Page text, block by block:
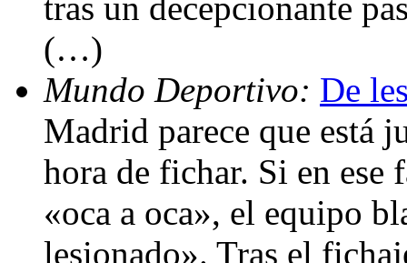
(…)
Mundo Deportivo: De
Madrid parece que está
hora de fichar. Si en ese
«oca a oca», el equipo
lesionado». Tras el